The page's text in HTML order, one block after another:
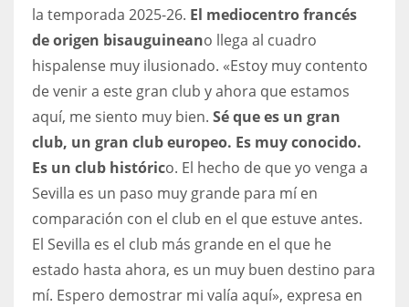
ATL
24
34
6
DEN
24
la temporada 2025-26. El mediocentro francés
de origen bisauguineano llega al cuadro
hispalense muy ilusionado. «Estoy muy contento
de venir a este gran club y ahora que estamos
aquí, me siento muy bien. Sé que es un gran
club, un gran club europeo. Es muy conocido.
Es un club histórico. El hecho de que yo venga a
Sevilla es un paso muy grande para mí en
comparación con el club en el que estuve antes.
El Sevilla es el club más grande en el que he
estado hasta ahora, es un muy buen destino para
mí. Espero demostrar mi valía aquí», expresa en